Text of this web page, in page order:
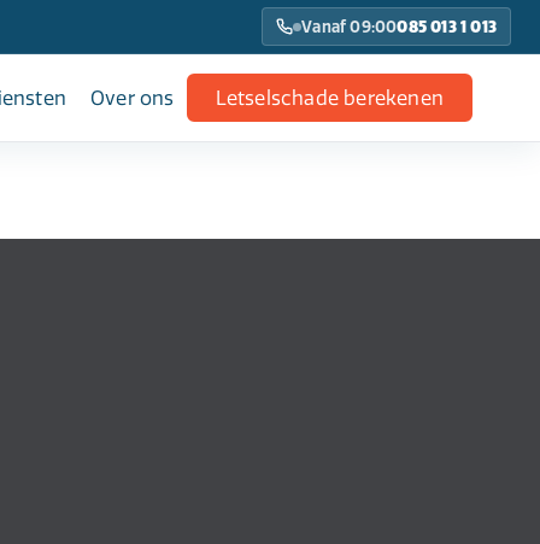
Vanaf 09:00085 013 1 013
Over ons Letselschade berekenen